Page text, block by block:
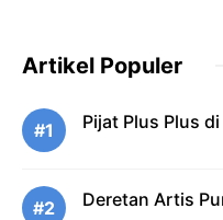
Artikel Populer
#1 Pijat Plus Plus
#2 Deretan Artis